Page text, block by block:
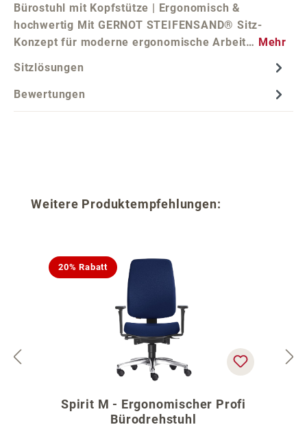
Bürostuhl mit Kopfstütze | Ergonomisch &
hochwertig Mit GERNOT STEIFENSAND® Sitz-
Konzept für moderne ergonomische Arbeit… Mehr
Sitzlösungen
Bewertungen
Produktgalerie überspringen
Weitere Produktempfehlungen:
20% Rabatt
Spirit M - Ergonomischer Profi
Bürodrehstuhl